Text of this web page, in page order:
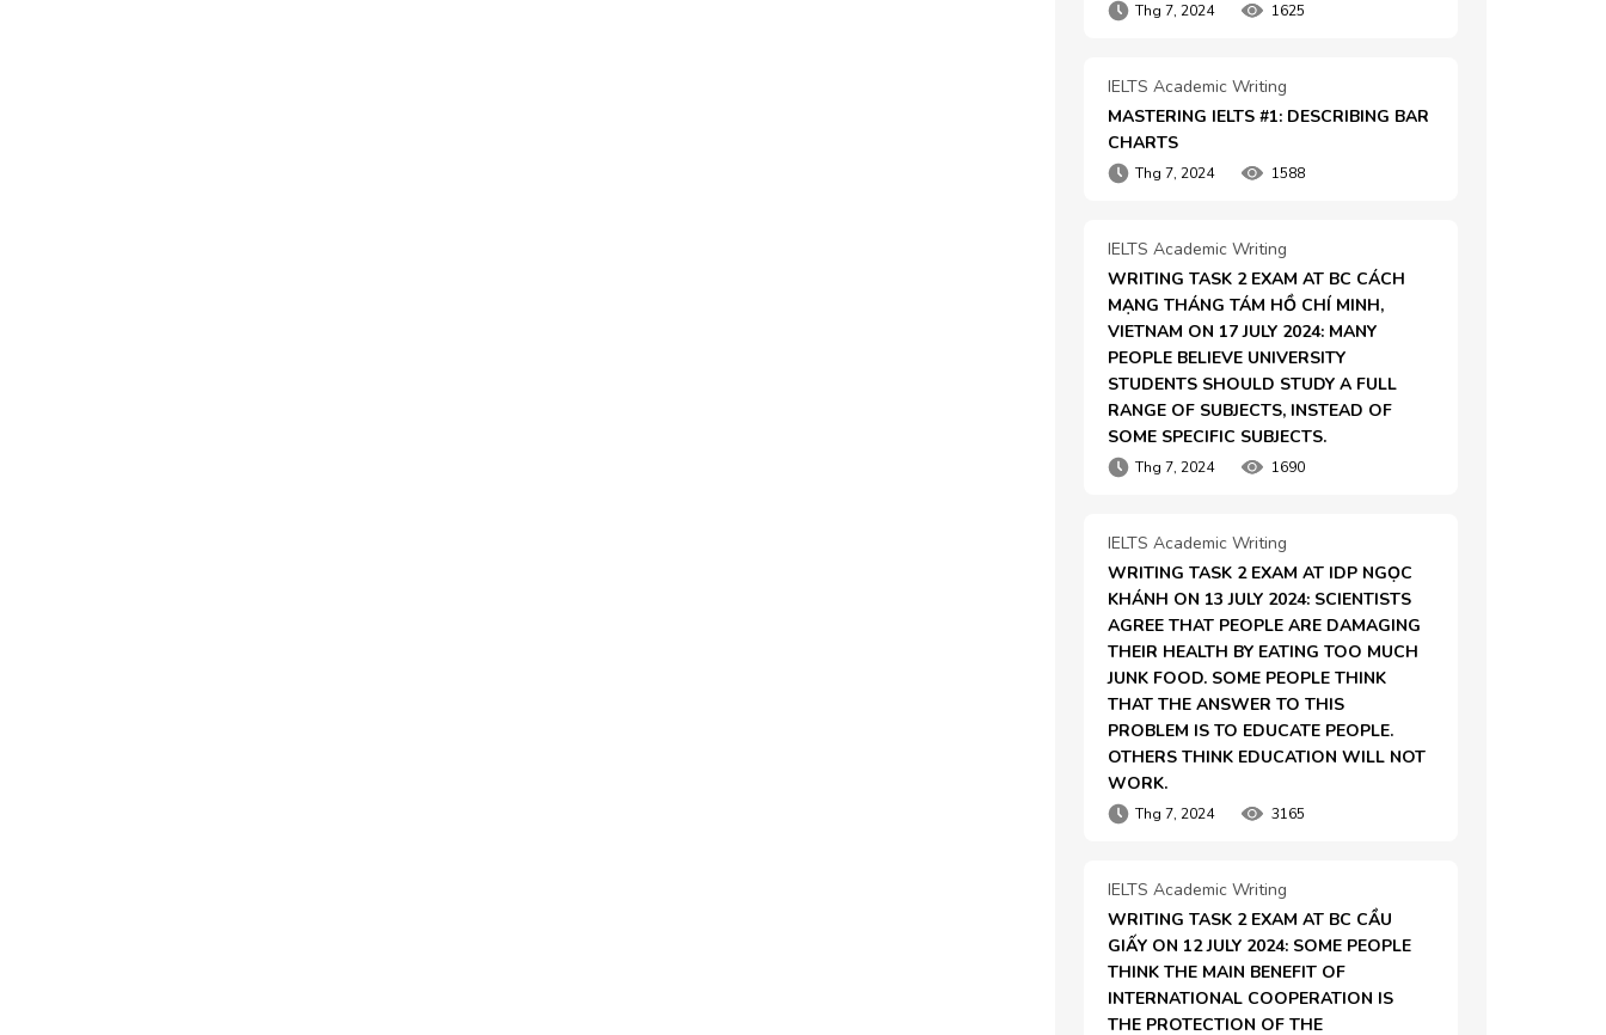
Thg 7, 2024 1625
IELTS Academic Writing
MASTERING IELTS #1: DESCRIBING BAR
CHARTS
Thg 7, 2024 1588
IELTS Academic Writing
WRITING TASK 2 EXAM AT BC CÁCH
MẠNG THÁNG TÁM HỒ CHÍ MINH,
VIETNAM ON 17 JULY 2024: MANY
PEOPLE BELIEVE UNIVERSITY
STUDENTS SHOULD STUDY A FULL
RANGE OF SUBJECTS, INSTEAD OF
SOME SPECIFIC SUBJECTS.
Thg 7, 2024 1690
IELTS Academic Writing
WRITING TASK 2 EXAM AT IDP NGỌC
KHÁNH ON 13 JULY 2024: SCIENTISTS
AGREE THAT PEOPLE ARE DAMAGING
THEIR HEALTH BY EATING TOO MUCH
JUNK FOOD. SOME PEOPLE THINK
THAT THE ANSWER TO THIS
PROBLEM IS TO EDUCATE PEOPLE.
OTHERS THINK EDUCATION WILL NOT
WORK.
Thg 7, 2024 3165
IELTS Academic Writing
WRITING TASK 2 EXAM AT BC CẦU
GIẤY ON 12 JULY 2024: SOME PEOPLE
THINK THE MAIN BENEFIT OF
INTERNATIONAL COOPERATION IS
THE PROTECTION OF THE